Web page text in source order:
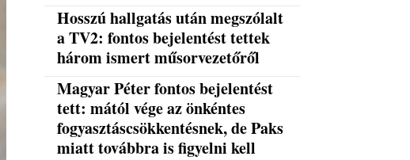
Hosszú hallgatás után megszólalt
a TV2: fontos bejelentést tettek
három ismert műsorvezetőről
Magyar Péter fontos bejelentést
tett: mától vége az önkéntes
fogyasztáscsökkentésnek, de Paks
miatt továbbra is figyelni kell